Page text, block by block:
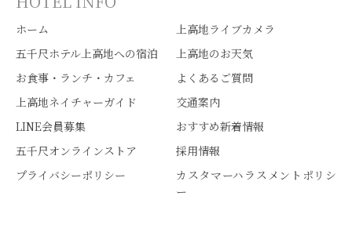
ホーム
上高地ライブカメラ
五千尺ホテル上高地への宿泊
上高地のお天気
お食事・ランチ・カフェ
よくあるご質問
上高地ネイチャーガイド
交通案内
LINE会員募集
おすすめ新着情報
五千尺オンラインストア
採用情報
プライバシーポリシー
カスタマーハラスメントポリシ
ー